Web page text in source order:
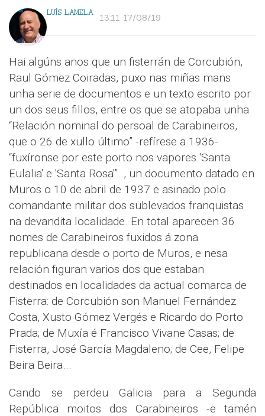
LUÍS LAMELA 13:11 17/08/19
Hai algúns anos que un fisterrán de Corcubión,
Raul Gómez Coiradas, puxo nas miñas mans
unha serie de documentos e un texto escrito por
un dos seus fillos, entre os que se atopaba unha
“Relación nominal do persoal de Carabineiros,
que o 26 de xullo último” -refírese a 1936-
“fuxíronse por este porto nos vapores 'Santa
Eulalia' e 'Santa Rosa'”.., un documento datado en
Muros o 10 de abril de 1937 e asinado polo
comandante militar dos sublevados franquistas
na devandita localidade. En total aparecen 36
nomes de Carabineiros fuxidos á zona
republicana desde o porto de Muros, e nesa
relación figuran varios dos que estaban
destinados en localidades da actual comarca de
Fisterra: de Corcubión son Manuel Fernández
Costa, Xusto Gómez Vergés e Ricardo do Porto
Prada; de Muxía é Francisco Vivane Casas; de
Fisterra, José García Magdaleno; de Cee, Felipe
Beira Beira...
Cando se perdeu Galicia para a Segunda
República moitos dos Carabineiros -e tamén